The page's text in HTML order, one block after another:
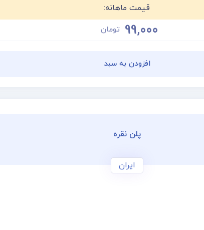
قیمت ماهانه:
99,000 تومان
افزودن به سبد
پلن نقره
ایران